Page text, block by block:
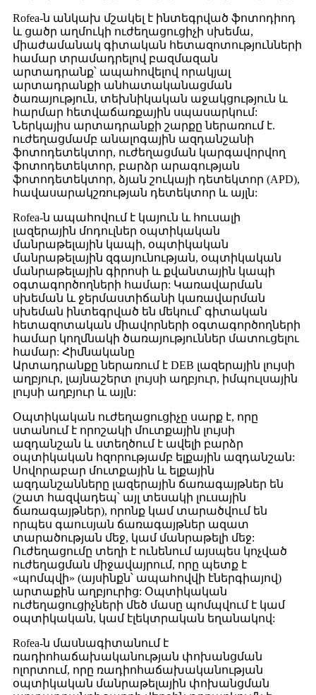
Rofea-ն անկախ մշակել է ինտեգրված ֆոտոդիոդ
և ցածր աղմուկի ուժեղացուցիչի սխեմա,
միաժամանակ գիտական ​​հետազոտությունների
համար տրամադրելով բազմազան
արտադրանք՝ ապահովելով որակյալ
արտադրանքի անհատականացման
ծառայություն, տեխնիկական աջակցություն և
հարմար հետվաճառքային սպասարկում:
Ներկայիս արտադրանքի շարքը ներառում է.
ուժեղացմամբ անալոգային ազդանշանի
ֆոտոդետեկտոր, ուժեղացման կարգավորվող
ֆոտոդետեկտոր, բարձր արագության
ֆոտոդետեկտոր, ձյան շուկայի դետեկտոր (APD),
հավասարակշռության դետեկտոր և այլն:
Rofea-ն ապահովում է կայուն և հուսալի
լազերային մոդուլներ օպտիկական
մանրաթելային կապի, օպտիկական
մանրաթելային զգայունության, օպտիկական
մանրաթելային գիրոսի և քվանտային կապի
օգտագործողների համար: Կառավարման
սխեման և ջերմաստիճանի կառավարման
սխեման ինտեգրված են մեկում՝ գիտական ​​​​
հետազոտական ​​​​միավորների օգտագործողների
համար կողմնակի ծառայություններ մատուցելու
համար: Հիմնականը
Արտադրանքը ներառում է DEB լազերային լույսի
աղբյուր, լայնաշերտ լույսի աղբյուր, իմպուլսային
լույսի աղբյուր և այլն:
Օպտիկական ուժեղացուցիչը սարք է, որը
ստանում է որոշակի մուտքային լույսի
ազդանշան և ստեղծում է ավելի բարձր
օպտիկական հզորությամբ ելքային ազդանշան:
Սովորաբար մուտքային և ելքային
ազդանշանները լազերային ճառագայթներ են
(շատ հազվադեպ՝ այլ տեսակի լուսային
ճառագայթներ), որոնք կամ տարածվում են
որպես գաուսյան ճառագայթներ ազատ
տարածության մեջ, կամ մանրաթելի մեջ:
Ուժեղացումը տեղի է ունենում այսպես կոչված
ուժեղացման միջավայրում, որը պետք է
«պոմպվի» (այսինքն՝ ապահովվի էներգիայով)
արտաքին աղբյուրից: Օպտիկական
ուժեղացուցիչների մեծ մասը պոմպվում է կամ
օպտիկական, կամ էլեկտրական եղանակով:
Rofea-ն մասնագիտանում է
ռադիոհաճախականության փոխանցման
ոլորտում, որը ռադիոհաճախականության
օպտիկական մանրաթելային փոխանցման